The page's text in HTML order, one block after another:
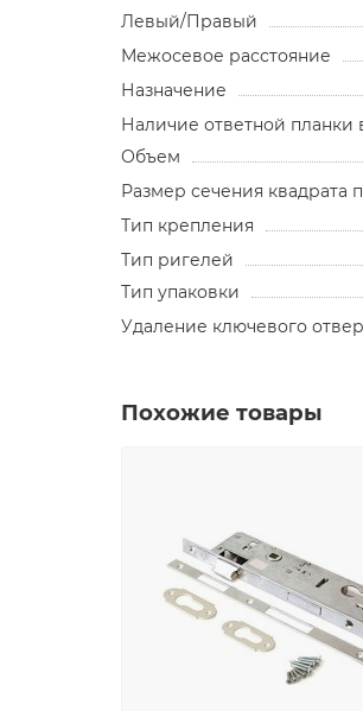
Левый/Правый
Межосевое расстояние
Назначение
Наличие ответной планки
Объем
Размер сечения квадрата
Тип крепления
Тип ригелей
Тип упаковки
Удаление ключевого
Похожие товары